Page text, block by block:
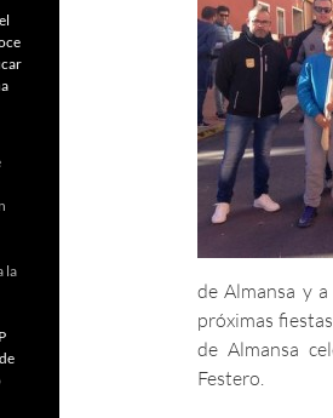
de Almansa y
próximas
de Almansa
Festero.
la